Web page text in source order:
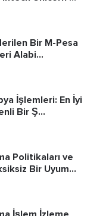
Bir M-Pesa
Alabi...
İşlemleri: En İyi
Bir Ş...
Politikaları ve
Bir Uyum...